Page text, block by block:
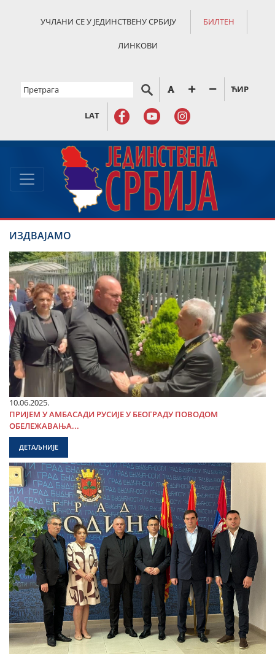
УЧЛАНИ СЕ У ЈЕДИНСТВЕНУ СРБИЈУ БИЛТЕН
ЛИНКОВИ
ЋИР
LAT
ИЗДВАЈАМО
10.06.2025.
ПРИЈЕМ У АМБАСАДИ РУСИЈЕ У БЕОГРАДУ ПОВОДОМ
ОБЕЛЕЖАВАЊА...
ДЕТАЉНИЈЕ